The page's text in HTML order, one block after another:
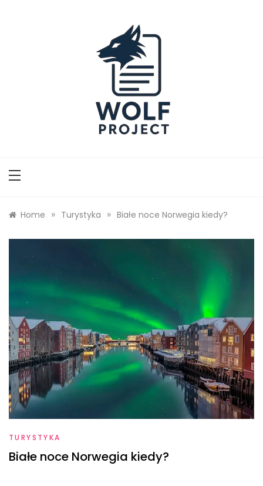
Home » Turystyka » Białe noce Norwegia kiedy?
TURYSTYKA
Białe noce Norwegia kiedy?